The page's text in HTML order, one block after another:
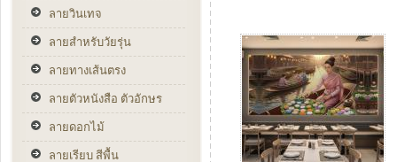
ลายวินเทจ
ลายสำหรับวัยรุ่น
ลายทางเส้นตรง
ลายตัวหนังสือ ตัวอักษร
ลายดอกไม้
ลายเรียบ สีพื้น